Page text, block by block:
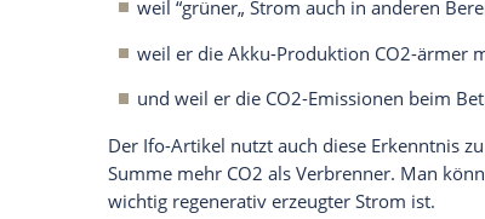
deutschem Mix (laut Ifo) ergeben
Kilometer imModel3"
Diesel-Mercedes. Der aktuell vom
dann 101,9 bzw. 124,4 Gramm
Man darf aber auf keinen Fall